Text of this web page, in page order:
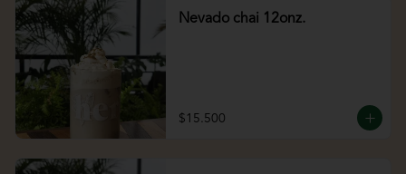
Nevado chai 12onz.
$15.500